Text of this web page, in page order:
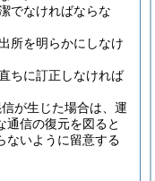
でなければならな
所を明らかにしなけ
ちに訂正しなければ
が生じた場合は、運
通信の復元を図ると
ないように留意する